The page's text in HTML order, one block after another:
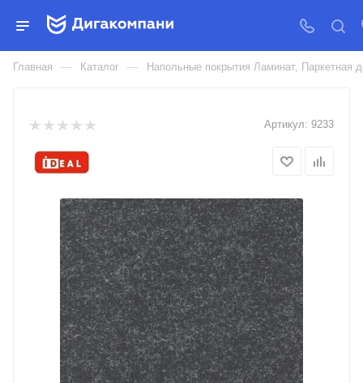
КОВРОЛИН КОММЕРЧЕСКИЙ
IDEAL GENT
Главная — Каталог — Напольные покрытия Ламинат, Паркетная
Артикул: 9233